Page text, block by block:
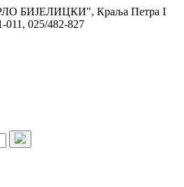
БИЈЕЛИЦКИ", Краља Петра I
011, 025/482-827